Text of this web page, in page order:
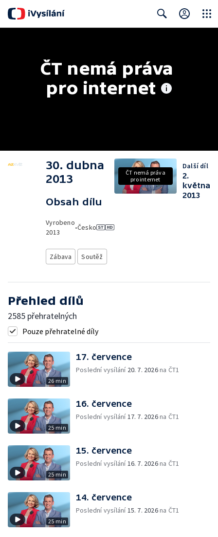
ČT nemá práva
pro internet
30. dubna
2013
Obsah dílu
Vyrobeno
2013
•Česko
Zábava Soutěž
ČT nemá práva
pro internet
Další díl
2.
května
2013
Přehled dílů
2585 přehratelných
Pouze přehratelné díly
26 min
17. července
Poslední vysílání 20. 7. 2026na ČT1
25 min
16. července
Poslední vysílání17. 7. 2026na ČT1
25 min
15. července
Poslední vysílání16. 7. 2026na ČT1
25 min
14. července
Poslední vysílání15. 7. 2026na ČT1